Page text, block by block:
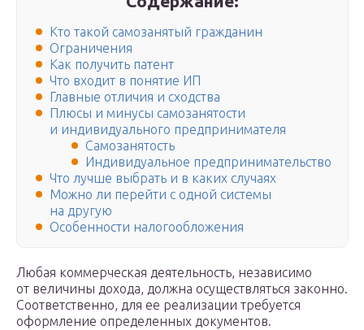
Кто такой самозанятый гражданин
Ограничения
Как получить патент
Что входит в понятие ИП
Главные отличия и сходства
Плюсы и минусы самозанятости
и индивидуального предпринимателя
Самозанятость
Индивидуальное предпринимательство
Что лучше выбрать и в каких случаях
Можно ли перейти с одной системы
на другую
Особенности налогообложения
Любая коммерческая деятельность, независимо
от величины дохода, должна осуществляться законно.
Соответственно, для ее реализации требуется
оформление определенных документов.